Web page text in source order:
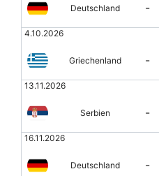
Deutschland -
4.10.2026
Griechenland -
13.11.2026
Serbien -
16.11.2026
Deutschland -